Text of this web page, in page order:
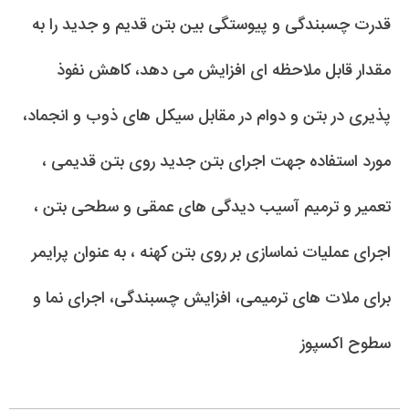
قدرت چسبندگی و پیوستگی بین بتن قدیم و جدید را به
مقدار قابل ملاحظه ای افزایش می دهد، کاهش نفوذ
پذیری در بتن و دوام در مقابل سیکل های ذوب و انجماد،
مورد استفاده جهت اجرای بتن جدید روی بتن قدیمی ،
تعمیر و ترمیم آسیب دیدگی های عمقی و سطحی بتن ،
اجرای عملیات نماسازی بر روی بتن کهنه ، به عنوان پرایمر
برای ملات های ترمیمی، افزایش چسبندگی، اجرای نما و
سطوح اکسپوز